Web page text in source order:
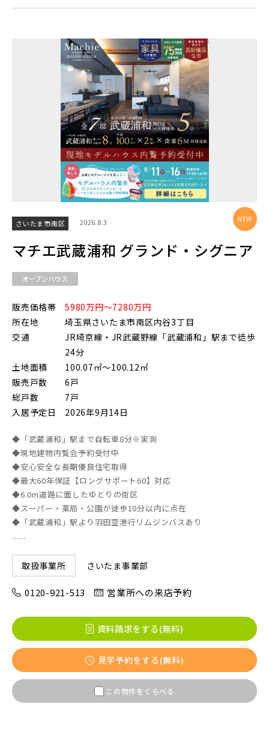
東京メトロ副都心線
京王井の頭線
千葉都市モノレール
さいたま市南区 2026.8.3
マチエ武蔵浦和 グランド・シグニア
オープンハウス
販売価格帯
5980万円～7280万円
所在地
埼玉県さいたま市南区内谷3丁目
交通
JR埼京線・JR武蔵野線「武蔵浦和」駅まで徒歩
24分
土地面積
100.07㎡～100.12㎡
販売戸数
6戸
総戸数
7戸
入居予定日
2026年9月14日
◆「武蔵浦和」駅まで自転車8分※実測
◆現地建物内覧会予約受付中
◆安心安全な長期優良住宅取得
◆最大60年保証【ロングサポート60】対応
◆6.0m道路に面したゆとりの街区
◆スーパー・薬局・公園が徒歩10分以内に点在
◆「武蔵浦和」駅より羽田空港行リムジンバスあり
......
取扱事業所 さいたま事業部
0120-921-513 営業所への来店予約
資料請求をする(無料)
見学予約をする(無料)
この物件をくらべる